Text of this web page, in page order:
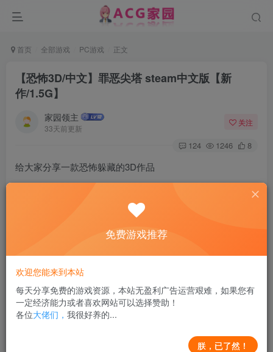
首页 全部游戏 PC游戏 正文
【恐怖3D/中文】罪恶尖塔 steam中文版【新
作/1.5G】
家园领主
33天前更新
关注
124 1246 8
给大家分享一款恐怖躲藏的3D作品
免费游戏推荐
欢迎您能来到本站
每天分享免费的游戏资源，本站无盈利广告运营艰难，如果您有
一定经济能力或者喜欢网站可以选择赞助！
各位大佬们， 我很好养的...
朕，已了然！